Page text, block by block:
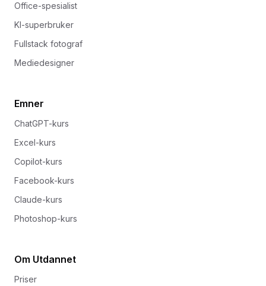
Office-spesialist
KI-superbruker
Fullstack fotograf
Mediedesigner
Emner
ChatGPT-kurs
Excel-kurs
Copilot-kurs
Facebook-kurs
Claude-kurs
Photoshop-kurs
Om Utdannet
Priser